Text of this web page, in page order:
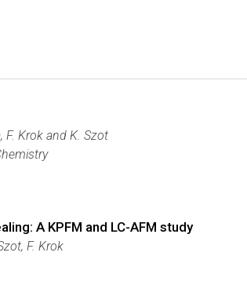
F. Krok and K. Szot
A KPFM and LC-AFM study
F. Krok